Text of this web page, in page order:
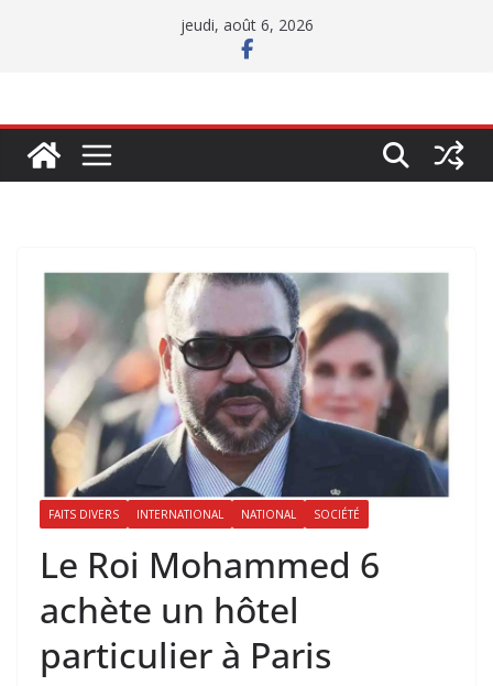
jeudi, août 6, 2026
FAITS DIVERS INTERNATIONAL NATIONAL SOCIÉTÉ
Le Roi Mohammed 6
achète un hôtel
particulier à Paris